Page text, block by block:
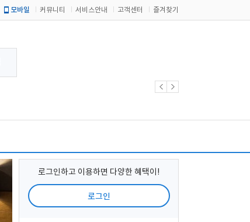
모바일 커뮤니티 서비스안내 고객센터 즐겨찾기
로그인하고 이용하면 다양한 혜택이!
로그인